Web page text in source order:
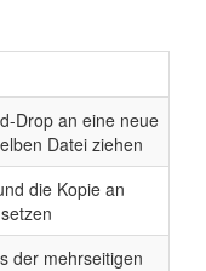
Drop an eine neue
Datei ziehen
die Kopie an
der mehrseitigen